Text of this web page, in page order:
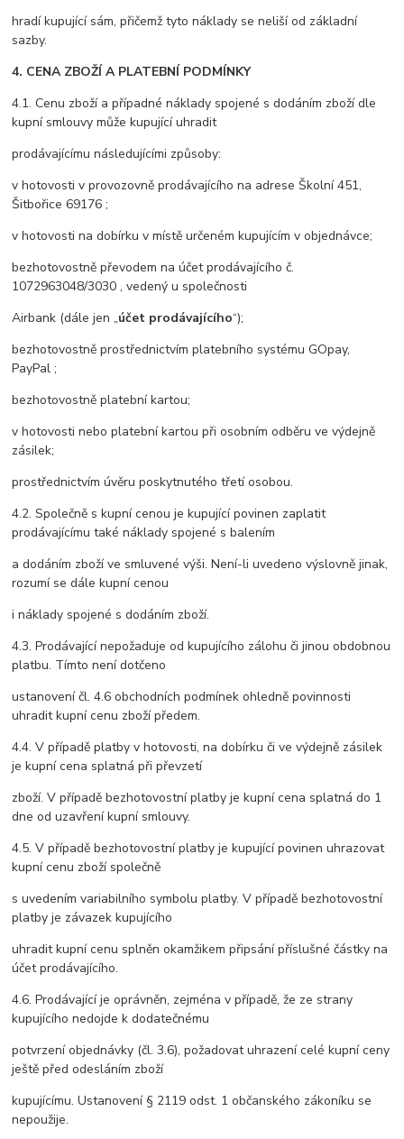
hradí kupující sám, přičemž tyto náklady se neliší od základní
sazby.
4. CENA ZBOŽÍ A PLATEBNÍ PODMÍNKY
4.1. Cenu zboží a případné náklady spojené s dodáním zboží dle
kupní smlouvy může kupující uhradit
prodávajícímu následujícími způsoby:
v hotovosti v provozovně prodávajícího na adrese Školní 451,
Šitbořice 69176 ;
v hotovosti na dobírku v místě určeném kupujícím v objednávce;
bezhotovostně převodem na účet prodávajícího č.
1072963048/3030 , vedený u společnosti
Airbank (dále jen „účet prodávajícího“);
bezhotovostně prostřednictvím platebního systému GOpay,
PayPal ;
bezhotovostně platební kartou;
v hotovosti nebo platební kartou při osobním odběru ve výdejně
zásilek;
prostřednictvím úvěru poskytnutého třetí osobou.
4.2. Společně s kupní cenou je kupující povinen zaplatit
prodávajícímu také náklady spojené s balením
a dodáním zboží ve smluvené výši. Není-li uvedeno výslovně jinak,
rozumí se dále kupní cenou
i náklady spojené s dodáním zboží.
4.3. Prodávající nepožaduje od kupujícího zálohu či jinou obdobnou
platbu. Tímto není dotčeno
ustanovení čl. 4.6 obchodních podmínek ohledně povinnosti
uhradit kupní cenu zboží předem.
4.4. V případě platby v hotovosti, na dobírku či ve výdejně zásilek
je kupní cena splatná při převzetí
zboží. V případě bezhotovostní platby je kupní cena splatná do 1
dne od uzavření kupní smlouvy.
4.5. V případě bezhotovostní platby je kupující povinen uhrazovat
kupní cenu zboží společně
s uvedením variabilního symbolu platby. V případě bezhotovostní
platby je závazek kupujícího
uhradit kupní cenu splněn okamžikem připsání příslušné částky na
účet prodávajícího.
4.6. Prodávající je oprávněn, zejména v případě, že ze strany
kupujícího nedojde k dodatečnému
potvrzení objednávky (čl. 3.6), požadovat uhrazení celé kupní ceny
ještě před odesláním zboží
kupujícímu. Ustanovení § 2119 odst. 1 občanského zákoníku se
nepoužije.